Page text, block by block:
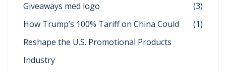
Giveaways med logo
(3)
How Trump’s 100% Tariff on China Could
Reshape the U.S. Promotional Products
Industry
(1)